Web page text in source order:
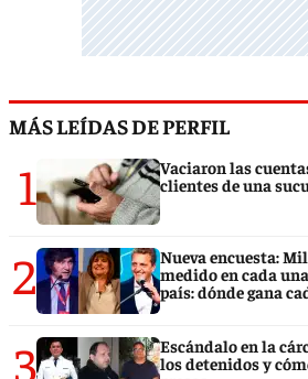
MÁS LEÍDAS DE PERFIL
1
Vaciaron las
clientes de una
2
Nueva encuesta:
medido en cada
país: dónde gana
3
Escándalo en la
los detenidos y